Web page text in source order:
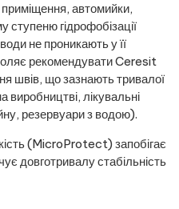
приміщення, автомийки,
ступеню гідрофобізації
не проникають у її
рекомендувати Ceresit
швів, що зазнають тривалої
виробництві, лікувальні
резервуари з водою).
(MicroProtect) запобігає
довготривалу стабільність